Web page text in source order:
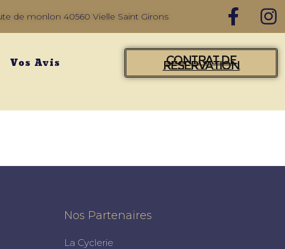
de monlon 40560 Vielle Saint Girons
Vos Avis
Contrat De
Réservation
Nos Partenaires
La Cyclerie